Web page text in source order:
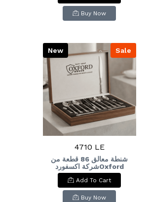
Buy Now
Sale
New
4710 LE
شنطة معالق 86 قطعة من
شركة اكسفوردOxford
Cutlery Set, 86 Pieces
Add To Cart
Buy Now